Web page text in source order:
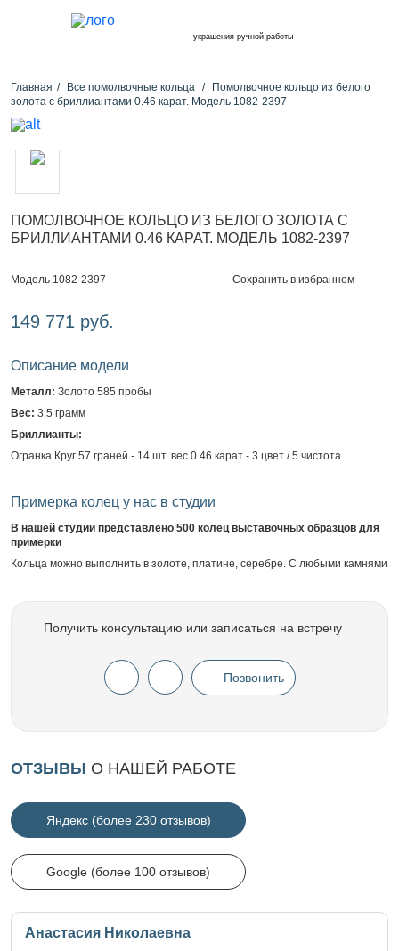
украшения ручной работы
Главная Все помолвочные кольца
Помолвочное кольцо из белого
золота с бриллиантами 0.46 карат. Модель 1082-2397
ПОМОЛВОЧНОЕ КОЛЬЦО ИЗ БЕЛОГО ЗОЛОТА С
БРИЛЛИАНТАМИ 0.46 КАРАТ. МОДЕЛЬ 1082-2397
Модель 1082-2397 Сохранить в избранном
149 771 руб.
Описание модели
Металл: Золото 585 пробы
Вес: 3.5 грамм
Бриллианты:
Огранка Круг 57 граней - 14 шт. вес 0.46 карат - 3 цвет / 5 чистота
Примерка колец у нас в студии
В нашей студии представлено 500 колец выставочных образцов для
примерки
Кольца можно выполнить в золоте, платине, серебре. С любыми камнями
Получить консультацию или записаться на встречу
Позвонить
ОТЗЫВЫ О НАШЕЙ РАБОТЕ
Яндекс (более 230 отзывов)
Google (более 100 отзывов)
Анастасия Николаевна